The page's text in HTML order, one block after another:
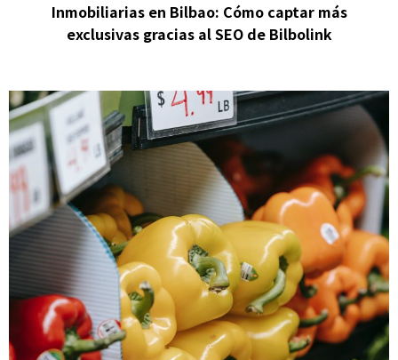
Inmobiliarias en Bilbao: Cómo captar más
exclusivas gracias al SEO de Bilbolink